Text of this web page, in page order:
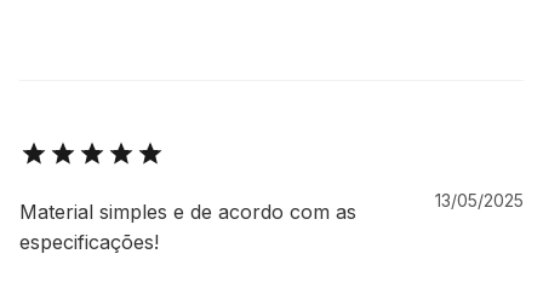
Material simples e de acordo com as
especificações!
13/05/2025